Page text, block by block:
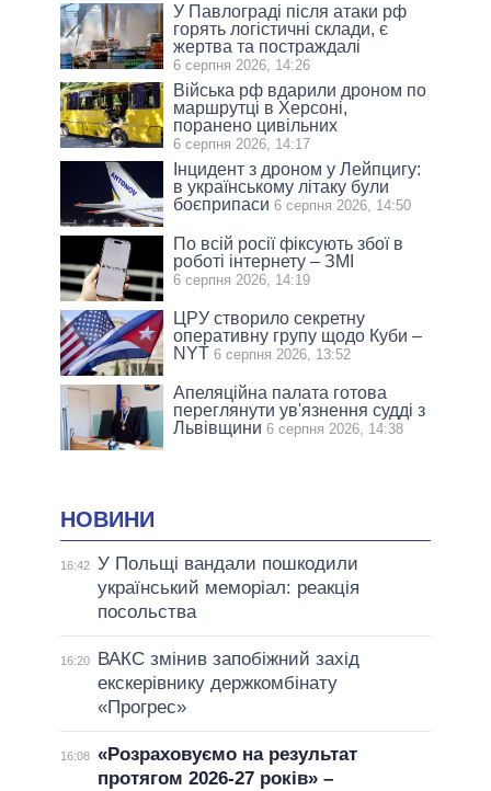
У Павлограді після атаки рф
горять логістичні склади, є
жертва та постраждалі
6 серпня 2026, 14:26
Війська рф вдарили дроном по
маршрутці в Херсоні,
поранено цивільних
6 серпня 2026, 14:17
Інцидент з дроном у Лейпцигу:
в українському літаку були
боєприпаси 6 серпня 2026, 14:50
По всій росії фіксують збої в
роботі інтернету – ЗМІ
6 серпня 2026, 14:19
ЦРУ створило секретну
оперативну групу щодо Куби –
NYT 6 серпня 2026, 13:52
Апеляційна палата готова
переглянути ув'язнення судді з
Львівщини 6 серпня 2026, 14:38
НОВИНИ
16:42 У Польщі вандали пошкодили
український меморіал: реакція
посольства
16:20
ВАКС змінив запобіжний захід
екскерівнику держкомбінату
«Прогрес»
16:08 «Розраховуємо на результат
протягом 2026-27 років» –